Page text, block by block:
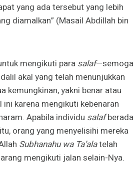
yang ada tersebut yang lebih
diamalkan” (Masail Abdillah bin
mengikuti para salaf—semoga
akal yang telah menunjukkan
kemungkinan, yakni benar atau
karena mengikuti kebenaran
Apabila individu salafberada
orang yang menyelisihi mereka
Subhanahu wa Ta’alatelah
mengikuti jalan selain-Nya.